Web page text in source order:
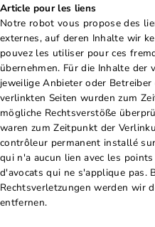
Article pour les liens
Notre robot vous propose des
externes, auf deren Inhalte wir
pouvez les utiliser pour ces
übernehmen. Für die Inhalte
jeweilige Anbieter oder
verlinkten Seiten wurden zum
mögliche Rechtsverstöße
waren zum Zeitpunkt der
contrôleur permanent installé
qui n'a aucun lien avec les
d'avocats qui ne s'applique pas.
Rechtsverletzungen werden wir
entfernen.